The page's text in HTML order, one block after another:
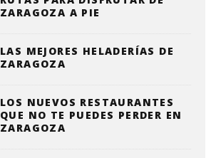
ZARAGOZA A PIE
LAS MEJORES HELADERÍAS DE
ZARAGOZA
LOS NUEVOS RESTAURANTES
QUE NO TE PUEDES PERDER EN
ZARAGOZA